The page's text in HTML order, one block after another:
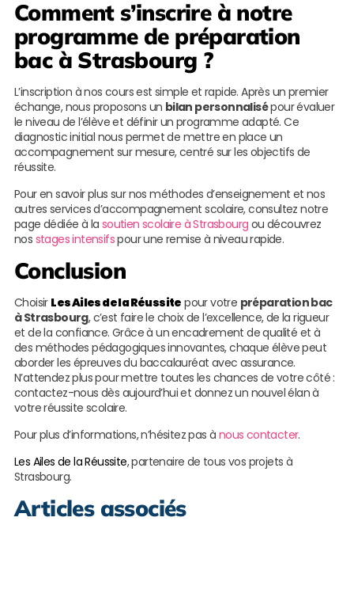
Comment s’inscrire à notre
programme de préparation
bac à Strasbourg ?
L’inscription à nos cours est simple et rapide. Après un premier
échange, nous proposons un bilan personnalisépour évaluer
le niveau de l’élève et définir un programme adapté. Ce
diagnostic initial nous permet de mettre en place un
accompagnement sur mesure, centré sur les objectifs de
réussite.
Pour en savoir plus sur nos méthodes d’enseignement et nos
autres services d’accompagnement scolaire, consultez notre
page dédiée à la soutien scolaire à Strasbourg ou découvrez
nos stages intensifspour une remise à niveau rapide.
Conclusion
Choisir Les Ailes de la Réussite pour votre préparation bac
à Strasbourg, c’est faire le choix de l’excellence, de la rigueur
et de la confiance. Grâce à un encadrement de qualité et à
des méthodes pédagogiques innovantes, chaque élève peut
aborder les épreuves du baccalauréat avec assurance.
N’attendez plus pour mettre toutes les chances de votre côté :
contactez-nous dès aujourd’hui et donnez un nouvel élan à
votre réussite scolaire.
Pour plus d’informations, n’hésitez pas à nous contacter.
Les Ailes de la Réussite, partenaire de tous vos projets à
Strasbourg.
Articles associés